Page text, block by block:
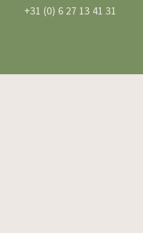
+31 (0) 6 27 13 41 31